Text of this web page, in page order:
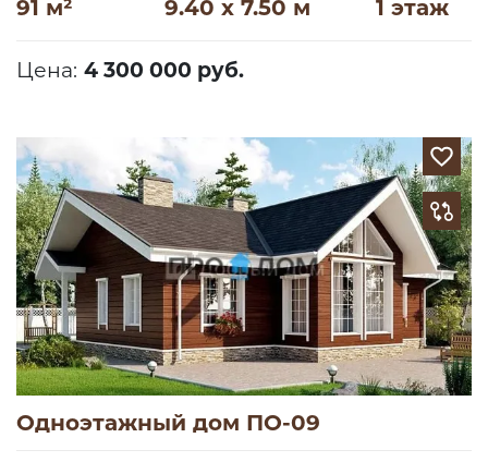
91 м² 9.40 x 7.50 м 1 этаж
Цена: 4 300 000 руб.
Одноэтажный дом ПО-09